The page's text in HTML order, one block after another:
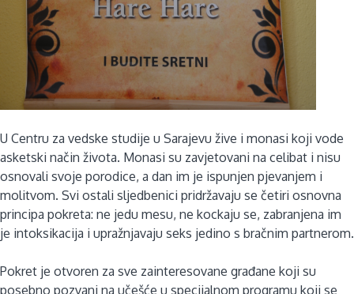
U Centru za vedske studije u Sarajevu žive i monasi koji vode
asketski način života. Monasi su zavjetovani na celibat i nisu
osnovali svoje porodice, a dan im je ispunjen pjevanjem i
molitvom. Svi ostali sljedbenici pridržavaju se četiri osnovna
principa pokreta: ne jedu mesu, ne kockaju se, zabranjena im
je intoksikacija i upražnjavaju seks jedino s bračnim partnerom.
Pokret je otvoren za sve zainteresovane građane koji su
posebno pozvani na učešće u specijalnom programu koji se